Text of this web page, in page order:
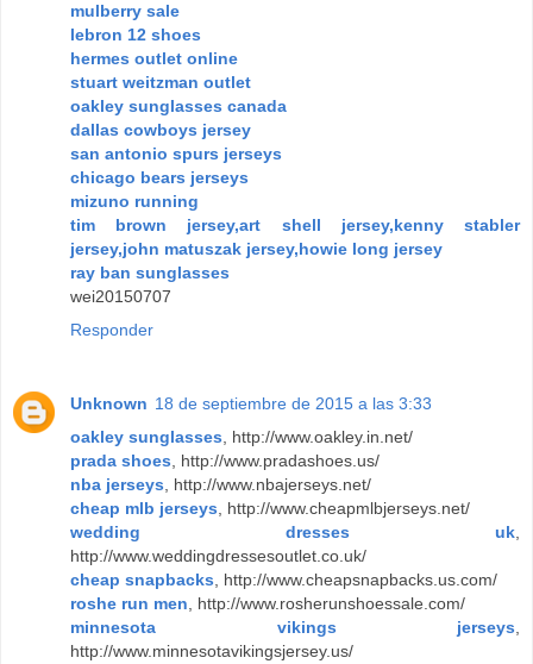
mulberry sale
lebron 12 shoes
hermes outlet online
stuart weitzman outlet
oakley sunglasses canada
dallas cowboys jersey
san antonio spurs jerseys
chicago bears jerseys
mizuno running
tim brown jersey,art shell jersey,kenny stabler
jersey,john matuszak jersey,howie long jersey
ray ban sunglasses
wei20150707
Responder
Unknown 18 de septiembre de 2015 a las 3:33
oakley sunglasses , http://www.oakley.in.net/
prada shoes , http://www.pradashoes.us/
nba jerseys , http://www.nbajerseys.net/
cheap mlb jerseys , http://www.cheapmlbjerseys.net/
wedding dresses uk
http://www.weddingdressesoutlet.co.uk/
cheap snapbacks , http://www.cheapsnapbacks.us.com/
roshe run men , http://www.rosherunshoessale.com/
minnesota vikings jerseys
http://www.minnesotavikingsjersey.us/